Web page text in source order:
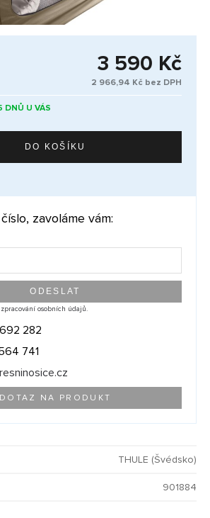
3 590 Kč
2 966,94 Kč bez DPH
DNŮ U VÁS
zavoláme vám:
osobních údajů.
282
741
DOTAZ NA PRODUKT
THULE (Švédsko)
901884